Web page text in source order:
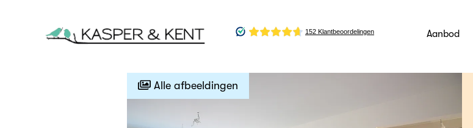
Aanbod
Alle afbeeldingen